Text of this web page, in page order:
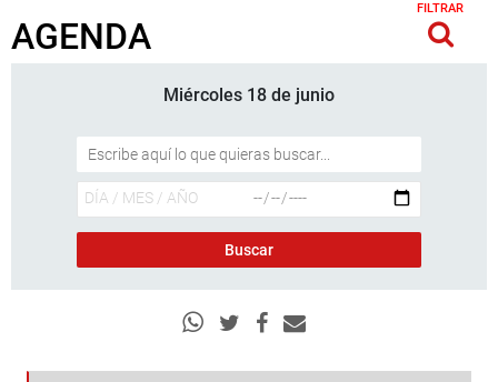
AGENDA
FILTRAR
Miércoles 18 de junio